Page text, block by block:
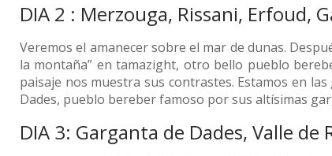
DIA 2 : Merzouga, Rissani, Erfoud,
Veremos el amanecer sobre el mar de dunas.
la montaña” en tamazight, otro bello pueblo
paisaje nos muestra sus contrastes. Estamos en
Dades, pueblo bereber famoso por sus altísimas
DIA 3: Garganta de Dades, Valle